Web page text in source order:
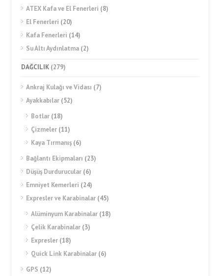
ATEX Kafa ve El Fenerleri (8)
El Fenerleri (20)
Kafa Fenerleri (14)
Su Altı Aydınlatma (2)
DAĞCILIK (279)
Ankraj Kulağı ve Vidası (7)
Ayakkabılar (52)
Botlar (18)
Çizmeler (11)
Kaya Tırmanış (6)
Bağlantı Ekipmaları (23)
Düşüş Durdurucular (6)
Emniyet Kemerleri (24)
Expresler ve Karabinalar (45)
Alüminyum Karabinalar (18)
Çelik Karabinalar (3)
Expresler (18)
Quick Link Karabinalar (6)
GPS (12)